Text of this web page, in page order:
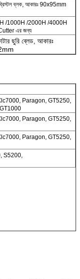
ব্লক, আকারঃ 90x95mm
/1000H /2000H /4000H
এর জন্য
ছুরি ব্লেড, আকারঃ
Paragon, GT5250,
Paragon, GT5250,
Paragon, GT5250,
S5200,